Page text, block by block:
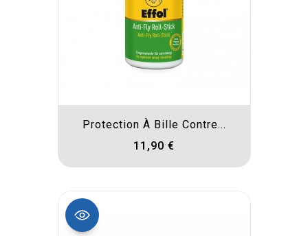
Protection À Bille Contre...
11,90 €